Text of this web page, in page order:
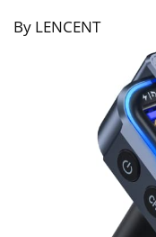
By LENCENT